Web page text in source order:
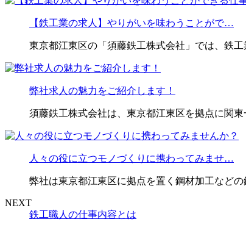
【鉄工業の求人】やりがいを味わうことがで…
東京都江東区の「須藤鉄工株式会社」では、鉄
弊社求人の魅力をご紹介します！
須藤鉄工株式会社は、東京都江東区を拠点に関
人々の役に立つモノづくりに携わってみませ…
弊社は東京都江東区に拠点を置く鋼材加工など
NEXT
鉄工職人の仕事内容とは